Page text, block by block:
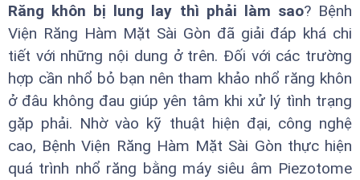
Răng khôn bị lung lay thì phải làm sao? Bệnh
Viện Răng Hàm Mặt Sài Gòn đã giải đáp khá chi
tiết với những nội dung ở trên. Đối với các trường
hợp cần nhổ bỏ bạn nên tham khảo nhổ răng khôn
ở đâu không đau giúp yên tâm khi xử lý tình trạng
gặp phải. Nhờ vào kỹ thuật hiện đại, công nghệ
cao, Bệnh Viện Răng Hàm Mặt Sài Gòn thực hiện
quá trình nhổ răng bằng máy siêu âm Piezotome